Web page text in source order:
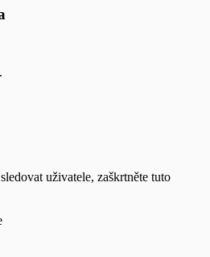
uživatele, zaškrtněte tuto